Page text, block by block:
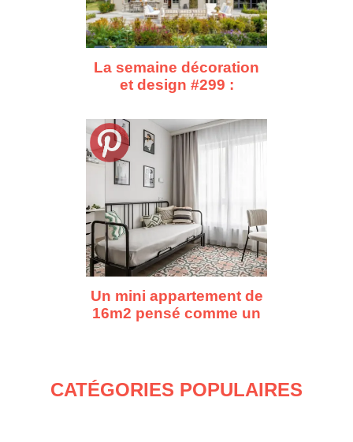
La semaine décoration
et design #299 :
Town, dix repérages
déco
Un mini appartement de
16m2 pensé comme un
CATÉGORIES POPULAIRES